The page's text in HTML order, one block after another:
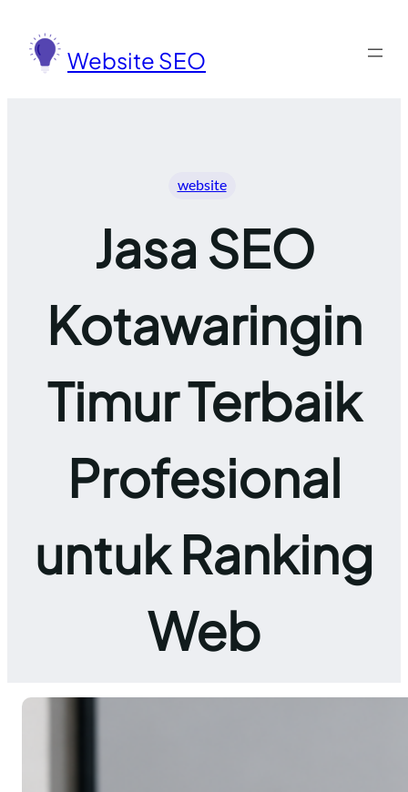
konten
Website SEO
website
Jasa SEO
Kotawaringin
Timur Terbaik
Profesional
untuk Ranking
Web